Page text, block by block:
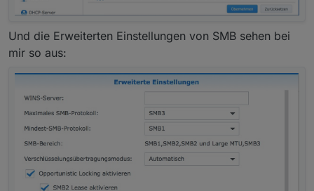
Und die Erweiterten Einstellungen von SMB sehen bei
mir so aus: